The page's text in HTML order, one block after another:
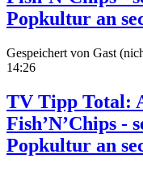
Popkultur an
Gespeichert von Gast
14:26
TV Tipp Total:
Fish’N’Chips -
Popkultur an